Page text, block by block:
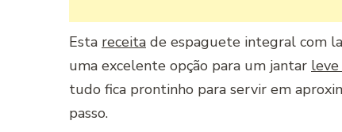
Esta receita de espaguete integral com
uma excelente opção para um jantar
tudo fica prontinho para servir em
passo.